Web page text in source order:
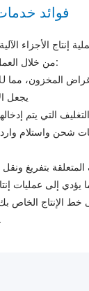
فوائد
إنتاج الأجزاء
من خلال العمل معنا، يمكنك تقليل:
يجعل
شحن واستلام
يؤدي إلى عمليات
السوق بشكل أسرع.